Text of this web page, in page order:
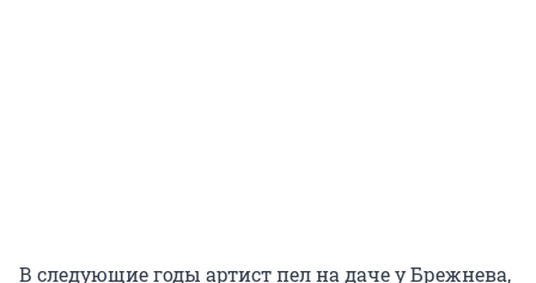
В следующие годы артист пел на даче у Брежнева,